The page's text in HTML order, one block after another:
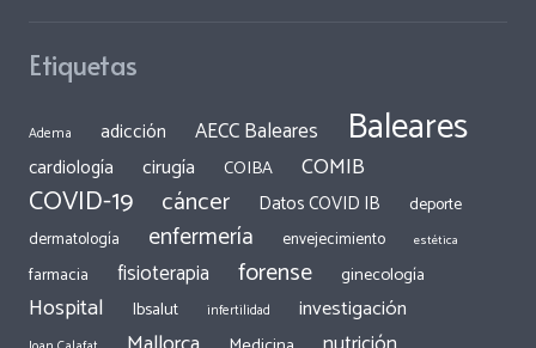
Etiquetas
Adema adicción AECC Baleares Baleares
cardiología cirugía COIBA COMIB
COVID-19 cáncer Datos COVID IB
deporte
dermatología
enfermería envejecimiento estética
farmacia fisioterapia forense ginecología
Hospital Ibsalut infertilidad investigación